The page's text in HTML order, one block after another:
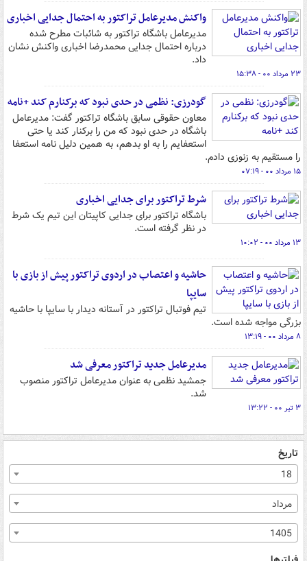
واکنش مدیرعامل تراکتور به احتمال جدایی اخباری
مدیرعامل باشگاه تراکتور به شائبات مطرح شده
درباره احتمال جدایی محمدرضا اخباری واکنش نشان
داد.
۲۳ مرداد ۰۰ - ۱۵:۳۸
گودرزی: نظمی در حدی نبود که برکنارم کند +نامه
معاون حقوقی سابق باشگاه تراکتور گفت: مدیرعامل
باشگاه در حدی نبود که من را برکنار کند یا حتی
استعفایم را به او بدهم، به همین دلیل نامه استعفا
را مستقیم به زنوزی دادم.
۱۵ مرداد ۰۰ - ۰۷:۱۹
شرط تراکتور برای جدایی اخباری
باشگاه تراکتور برای جدایی کاپیتان این تیم یک شرط
در نظر گرفته است.
۱۳ مرداد ۰۰ - ۱۰:۰۲
حاشیه و اعتصاب در اردوی تراکتور پیش از بازی با
سایپا
تیم فوتبال تراکتور در آستانه دیدار با سایپا با حاشیه
بزرگی مواجه شده است.
۸ مرداد ۰۰ - ۱۳:۱۹
مدیرعامل جدید تراکتور معرفی شد
جمشید نظمی به عنوان مدیرعامل تراکتور منصوب
شد.
۳ تیر ۰۰ - ۱۳:۲۲
تاریخ
18
مرداد
1405